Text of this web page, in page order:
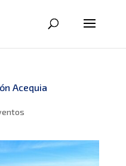
Acequia